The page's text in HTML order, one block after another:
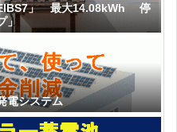
EIBS7」 最大14.08kWh 停
」
電システム